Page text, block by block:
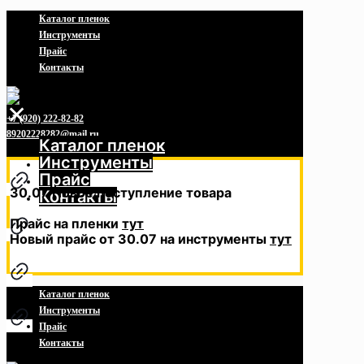
Каталог пленок
Инструменты
Прайс
Контакты
+7 (920) 222-82-82
89202228282@mail.ru
✕
Каталог пленок
Инструменты
Прайс
Контакты
30.07 Новое поступление товара
Прайс на пленки тут
Новый прайс от 30.07 на инструменты тут
Каталог пленок
Инструменты
Прайс
Контакты